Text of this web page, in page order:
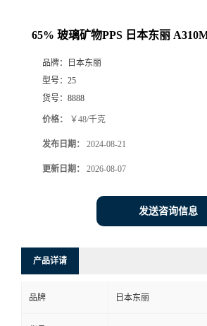
65% 玻璃矿物PPS 日本东丽
品牌：
日本东丽
型号： 25
货号： 8888
价格： ￥48/千克
发布日期： 2024-08-21
更新日期： 2026-08-07
发送咨询信息
产品详请
品牌 日本东丽